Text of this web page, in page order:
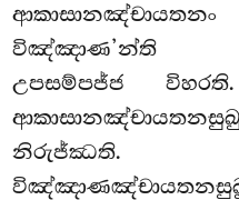
ආකාසානඤ්චායතනං
විඤ්ඤාණ’න්ති
උපසම්පජ්ජ
නිරුජ්ඣති.